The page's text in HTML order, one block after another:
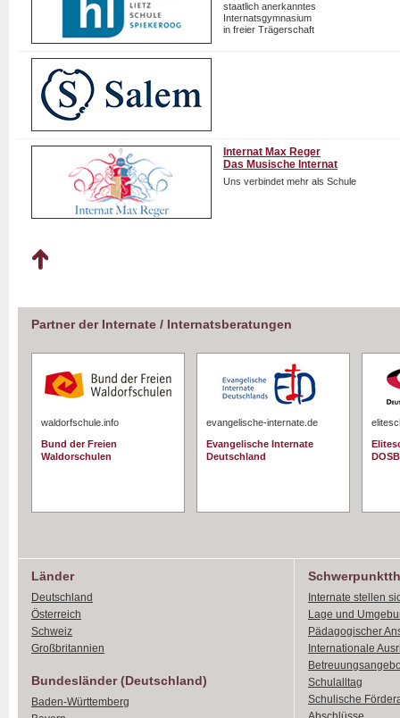
staatlich anerkanntes
Internatsgymnasium
in freier Trägerschaft
Internat Max Reger
Das Musische Internat
Uns verbindet mehr als Schule
Partner der Internate / Internatsberatungen
waldorfschule.info
Bund der Freien
Waldorschulen
evangelische-internate.de
Evangelische Internate
Deutschland
DOSB
Länder
Deutschland
Österreich
Schweiz
Großbritannien
Bundesländer (Deutschland)
Baden-Württemberg
Internate stellen
Lage und
Pädagogischer
Internationale
Schulalltag
Schulische